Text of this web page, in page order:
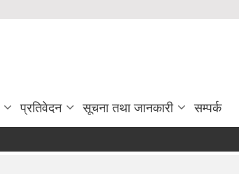
प्रतिवेदन सूचना तथा जानकारी सम्पर्क